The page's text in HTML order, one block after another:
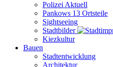
Polizei Aktuell
Pankows 13 Ortsteile
Sightseeing
Stadtbilder
Kiezkultur
Bauen
Stadtentwicklung
Architektur